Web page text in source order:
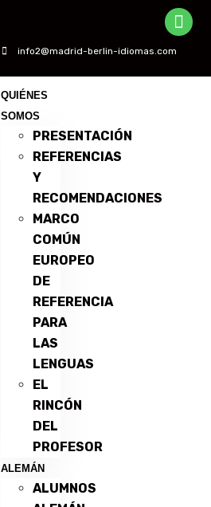
info2@madrid-berlin-idiomas.com
QUIÉNES
SOMOS
PRESENTACIÓN
REFERENCIAS
Y
RECOMENDACIONES
MARCO
COMÚN
EUROPEO
DE
REFERENCIA
PARA
LAS
LENGUAS
EL
RINCÓN
DEL
PROFESOR
ALEMÁN
ALUMNOS